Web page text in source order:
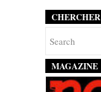
CHERCHER
MAGAZINE